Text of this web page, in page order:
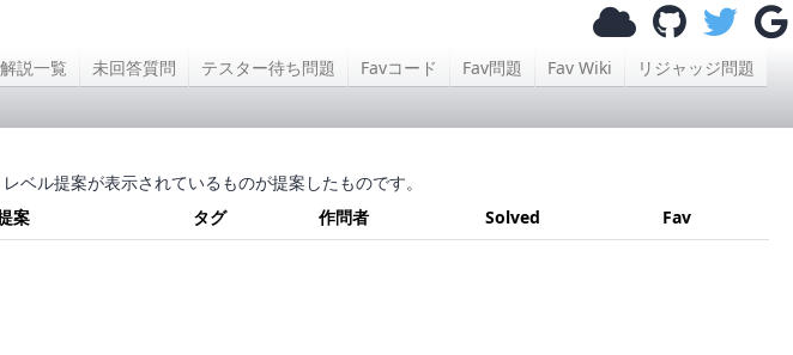
解説一覧 未回答質問 テスター待ち問題 Favコード Fav問題 Fav Wiki
リジャッジ問題
ベル提案が表示されているものが提案したものです。
案 タグ 作問者 Solved Fav